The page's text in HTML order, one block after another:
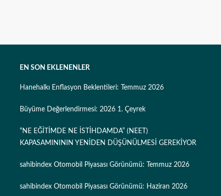
EN SON EKLENENLER
Hanehalkı Enflasyon Beklentileri: Temmuz 2026
Büyüme Değerlendirmesi: 2026 1. Çeyrek
“NE EĞİTİMDE NE İSTİHDAMDA” (NEET)
KAPASAMINININ YENİDEN DÜŞÜNÜLMESİ GEREKİYOR
sahibindex Otomobil Piyasası Görünümü: Temmuz 2026
sahibindex Otomobil Piyasası Görünümü: Haziran 2026